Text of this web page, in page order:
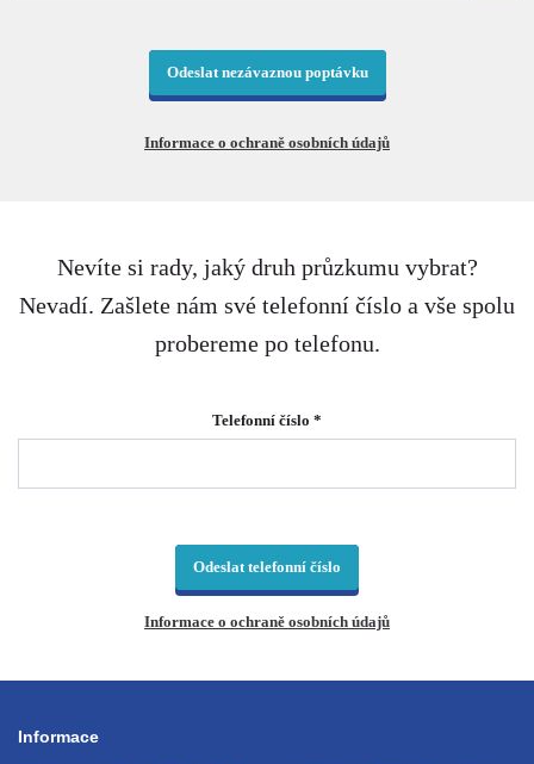
Odeslat nezávaznou poptávku
Informace o ochraně osobních údajů
Nevíte si rady, jaký druh průzkumu vybrat?
Nevadí. Zašlete nám své telefonní číslo a vše spolu
probereme po telefonu.
Telefonní číslo *
Odeslat telefonní číslo
Informace o ochraně osobních údajů
Informace